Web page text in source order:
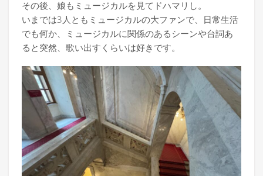
その後、娘もミュージカルを見てドハマリし。
いまでは3人ともミュージカルの大ファンで、日常生活
でも何か、ミュージカルに関係のあるシーンや台詞あ
ると突然、歌い出すくらいは好きです。